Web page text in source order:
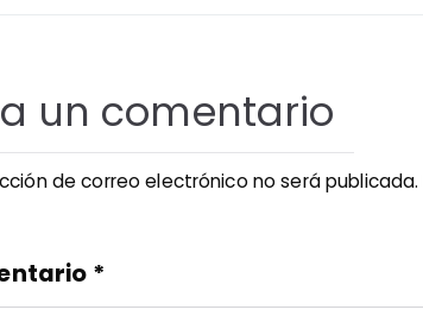
un comentario
de correo electrónico no será publicada.
*